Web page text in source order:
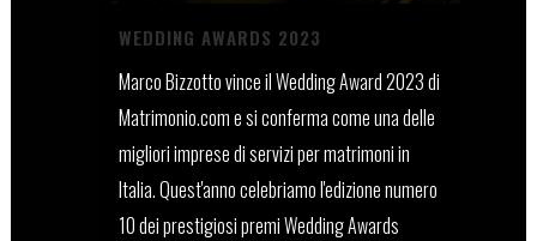
WEDDING AWARDS 2023
Marco Bizzotto vince il Wedding Award 2023 di
Matrimonio.com e si conferma come una delle
migliori imprese di servizi per matrimoni in
Italia. Quest'anno celebriamo l'edizione numero
10 dei prestigiosi premi Wedding Awards